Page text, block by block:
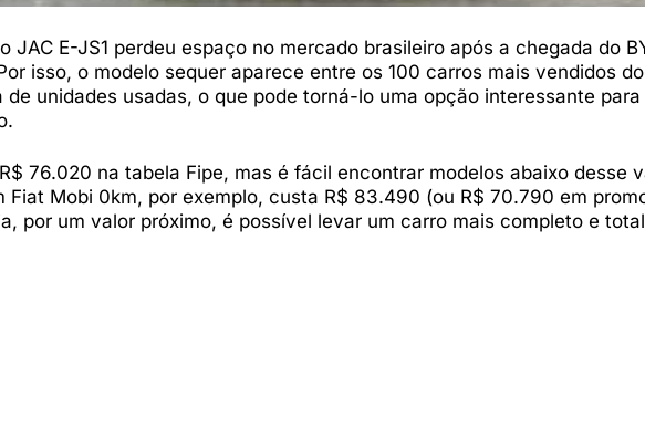
JAC E-JS1 perdeu espaço no mercado brasileiro após a chegada do
isso, o modelo sequer aparece entre os 100 carros mais vendidos
unidades usadas, o que pode torná-lo uma opção interessante para
76.020 na tabela Fipe, mas é fácil encontrar modelos abaixo desse
Fiat Mobi 0km, por exemplo, custa R$ 83.490 (ou R$ 70.790 em
por um valor próximo, é possível levar um carro mais completo e